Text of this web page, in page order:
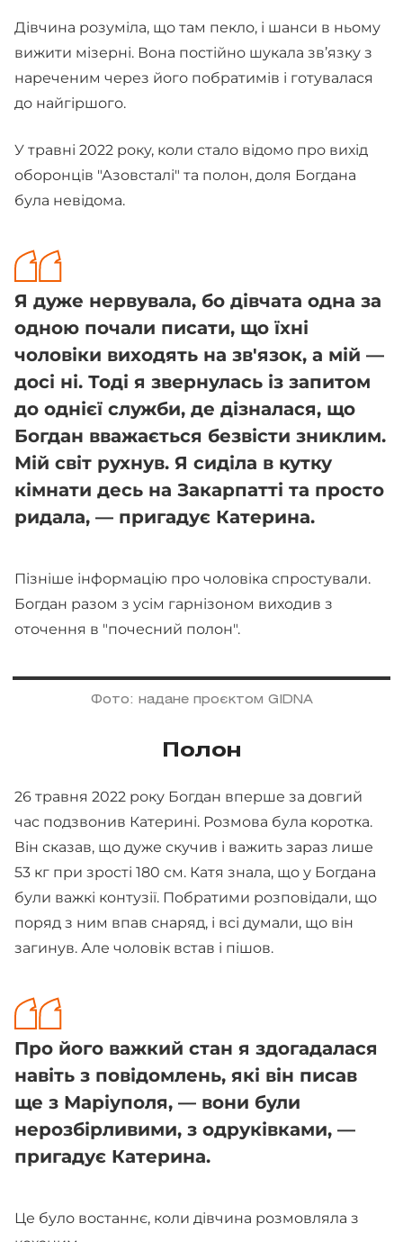
Дівчина розуміла, що там пекло, і шанси в ньому
вижити мізерні. Вона постійно шукала зв’язку з
нареченим через його побратимів і готувалася
до найгіршого.
У травні 2022 року, коли стало відомо про вихід
оборонців "Азовсталі" та полон, доля Богдана
була невідома.
Я дуже нервувала, бо дівчата одна за
одною почали писати, що їхні
чоловіки виходять на зв'язок, а мій —
досі ні. Тоді я звернулась із запитом
до однієї служби, де дізналася, що
Богдан вважається безвісти зниклим.
Мій світ рухнув. Я сиділа в кутку
кімнати десь на Закарпатті та просто
ридала, — пригадує Катерина.
Пізніше інформацію про чоловіка спростували.
Богдан разом з усім гарнізоном виходив з
оточення в "почесний полон".
Фото: надане проєктом GIDNA
Полон
26 травня 2022 року Богдан вперше за довгий
час подзвонив Катерині. Розмова була коротка.
Він сказав, що дуже скучив і важить зараз лише
53 кг при зрості 180 см. Катя знала, що у Богдана
були важкі контузії. Побратими розповідали, що
поряд з ним впав снаряд, і всі думали, що він
загинув. Але чоловік встав і пішов.
Про його важкий стан я здогадалася
навіть з повідомлень, які він писав
ще з Маріуполя, — вони були
нерозбірливими, з одруківками, —
пригадує Катерина.
Це було востаннє, коли дівчина розмовляла з